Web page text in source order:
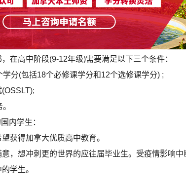
高中阶段(9-12年级)需要满足以下三个条件：
(包括18个必修课学分和12个选修课学分) ;
内学生：
得加拿大优质高中教育。
想冲刺更的世界的应往届毕业生。受疫情影响中
学生。